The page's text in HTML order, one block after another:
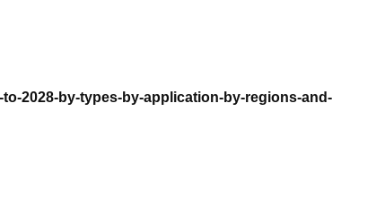
2028-by-types-by-application-by-regions-and-